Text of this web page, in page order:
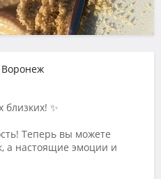
близких! ✨
Теперь вы можете
а настоящие эмоции и